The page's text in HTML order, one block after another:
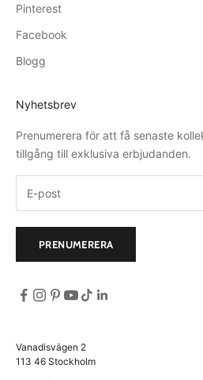
Pinterest
Facebook
Blogg
Nyhetsbrev
Prenumerera för att få senaste
tillgång till exklusiva erbjudanden.
PRENUMERERA
Vanadisvägen 2
113 46 Stockholm